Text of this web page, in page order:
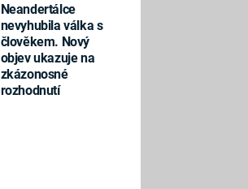
Neandertálce
nevyhubila válka s
člověkem. Nový
objev ukazuje na
zkázonosné
rozhodnutí